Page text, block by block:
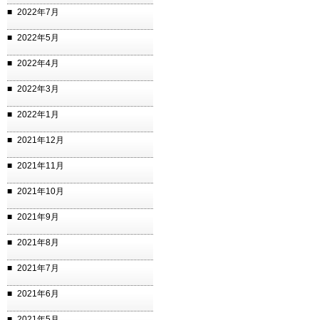
2022年7月
2022年5月
2022年4月
2022年3月
2022年1月
2021年12月
2021年11月
2021年10月
2021年9月
2021年8月
2021年7月
2021年6月